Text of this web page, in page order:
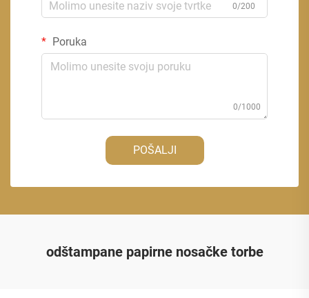
0/200
Poruka
0/1000
POŠALJI
odštampane papirne nosačke torbe